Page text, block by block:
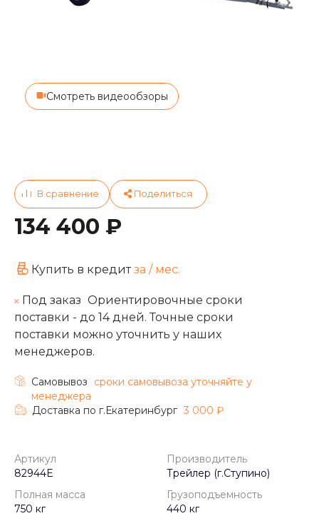
Смотреть видеообзоры
134 400 ₽
Купить в кредитза / мес.
Под заказ Ориентировочные сроки
поставки - до 14 дней. Точные сроки
поставки можно уточнить у наших
менеджеров.
Самовывоз
cроки самовывоза уточняйте у
менеджера
Доставка по г.Екатеринбург 3 000 ₽
Артикул
82944Е
Производитель
Трейлер (г.Ступино)
Полная масса
750 кг
Грузоподъемность
440 кг